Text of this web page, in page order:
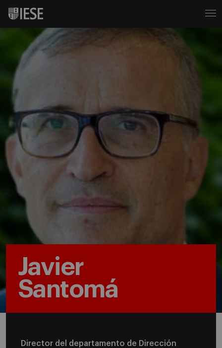
Javier
Santomá
Director del departamento de Dirección